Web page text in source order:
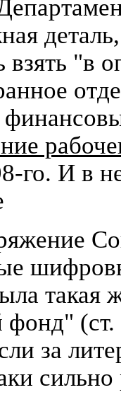
взять "в
го. И в
такая
фонд"
за
сильно